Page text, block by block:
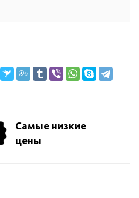
Самые низкие
цены